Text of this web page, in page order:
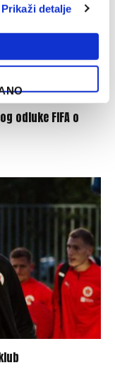
Prikaži detalje
odluke FIFA o